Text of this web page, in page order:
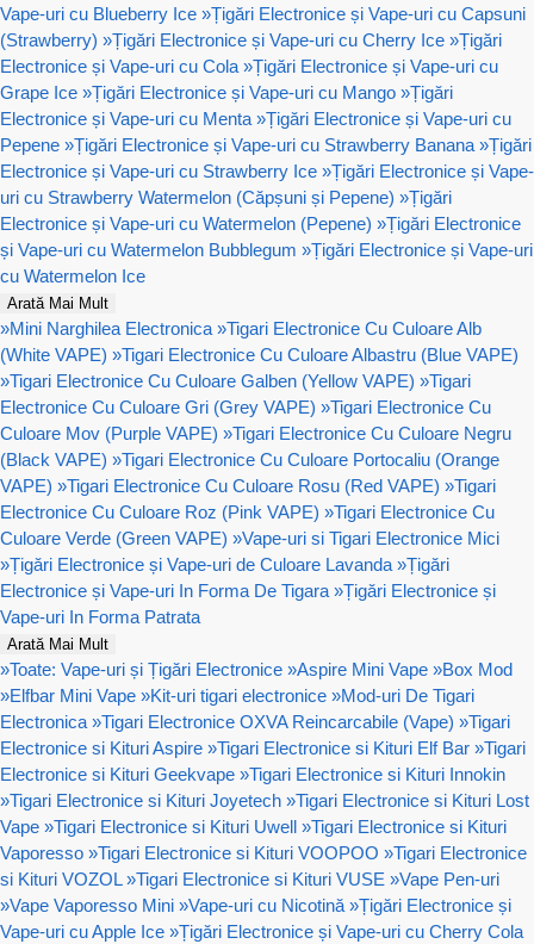
Vape-uri cu Blueberry Ice »Țigări Electronice și Vape-uri cu Capsuni
(Strawberry) »Țigări Electronice și Vape-uri cu Cherry Ice »Țigări
Electronice și Vape-uri cu Cola »Țigări Electronice și Vape-uri cu
Grape Ice »Țigări Electronice și Vape-uri cu Mango »Țigări
Electronice și Vape-uri cu Menta »Țigări Electronice și Vape-uri cu
Pepene »Țigări Electronice și Vape-uri cu Strawberry Banana »Țigări
Electronice și Vape-uri cu Strawberry Ice »Țigări Electronice și Vape-
uri cu Strawberry Watermelon (Căpșuni și Pepene) »Țigări
Electronice și Vape-uri cu Watermelon (Pepene) »Țigări Electronice
și Vape-uri cu Watermelon Bubblegum »Țigări Electronice și Vape-uri
cu Watermelon Ice
Arată Mai Mult
»Mini Narghilea Electronica »Tigari Electronice Cu Culoare Alb
(White VAPE) »Tigari Electronice Cu Culoare Albastru (Blue VAPE)
»Tigari Electronice Cu Culoare Galben (Yellow VAPE) »Tigari
Electronice Cu Culoare Gri (Grey VAPE) »Tigari Electronice Cu
Culoare Mov (Purple VAPE) »Tigari Electronice Cu Culoare Negru
(Black VAPE) »Tigari Electronice Cu Culoare Portocaliu (Orange
VAPE) »Tigari Electronice Cu Culoare Rosu (Red VAPE) »Tigari
Electronice Cu Culoare Roz (Pink VAPE) »Tigari Electronice Cu
Culoare Verde (Green VAPE) »Vape-uri si Tigari Electronice Mici
»Țigări Electronice și Vape-uri de Culoare Lavanda »Țigări
Electronice și Vape-uri In Forma De Tigara »Țigări Electronice și
Vape-uri In Forma Patrata
Arată Mai Mult
»Toate: Vape-uri și Țigări Electronice »Aspire Mini Vape »Box Mod
»Elfbar Mini Vape »Kit-uri tigari electronice »Mod-uri De Tigari
Electronica »Tigari Electronice OXVA Reincarcabile (Vape) »Tigari
Electronice si Kituri Aspire »Tigari Electronice si Kituri Elf Bar »Tigari
Electronice si Kituri Geekvape »Tigari Electronice si Kituri Innokin
»Tigari Electronice si Kituri Joyetech »Tigari Electronice si Kituri Lost
Vape »Tigari Electronice si Kituri Uwell »Tigari Electronice si Kituri
Vaporesso »Tigari Electronice si Kituri VOOPOO »Tigari Electronice
si Kituri VOZOL »Tigari Electronice si Kituri VUSE »Vape Pen-uri
»Vape Vaporesso Mini »Vape-uri cu Nicotină »Țigări Electronice și
Vape-uri cu Apple Ice »Țigări Electronice și Vape-uri cu Cherry Cola